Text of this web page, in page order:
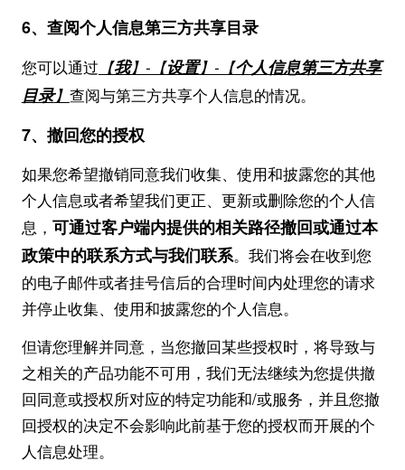
6、查阅个人信息第三方共享目录
您可以通过 【我】-【设置】-【个人信息第三方共享
目录】 查阅与第三方共享个人信息的情况。
7、撤回您的授权
如果您希望撤销同意我们收集、使用和披露您的其他
个人信息或者希望我们更正、更新或删除您的个人信
息， 可通过客户端内提供的相关路径撤回或通过本
政策中的联系方式与我们联系。我们将会在收到您
的电子邮件或者挂号信后的合理时间内处理您的请求
并停止收集、使用和披露您的个人信息。
但请您理解并同意，当您撤回某些授权时，将导致与
之相关的产品功能不可用，我们无法继续为您提供撤
回同意或授权所对应的特定功能和/或服务，并且您撤
回授权的决定不会影响此前基于您的授权而开展的个
人信息处理。